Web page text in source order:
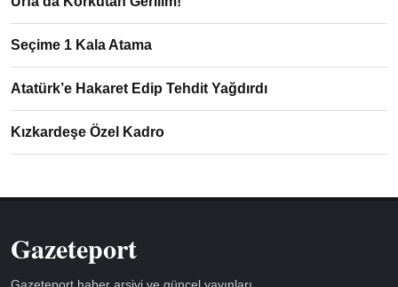
Seçime 1 Kala Atama
Atatürk’e Hakaret Edip Tehdit Yağdırdı
Kızkardeşe Özel Kadro
Gazeteport